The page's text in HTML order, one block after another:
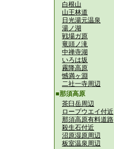
白根山
山王林道
日光湯元温泉
湯ノ湖
戦場ガ原
竜頭ノ滝
中禅寺湖
いろは坂
霧降高原
憾満ヶ淵
二社一寺周辺
■那須高原
茶臼岳周辺
ロープウエイ付近
那須高原有料道路
殺生石付近
沼原湿原周辺
板室温泉周辺